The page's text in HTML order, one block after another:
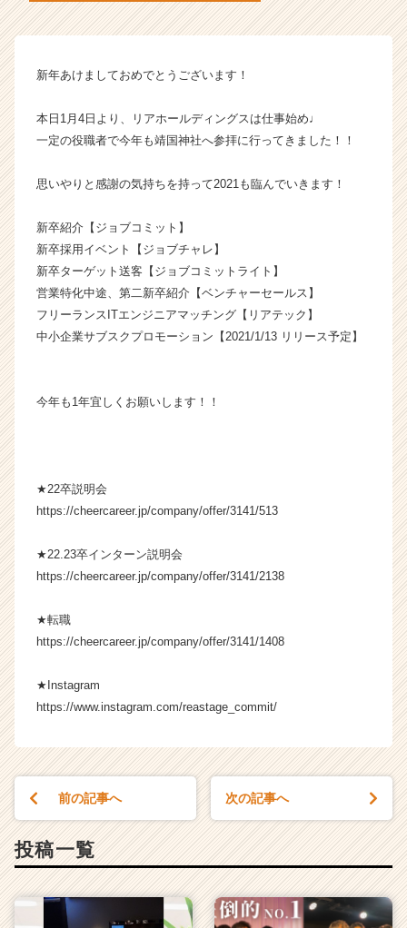
成
業
か
ス
ウ
が
届
く
就
活
チ
ア
e
e
a
新年あけましておめでとうございます！
本日1月4日より、リアホールディングスは仕事始め♩
一定の役職者で今年も靖国神社へ参拝に行ってきました！！
思いやりと感謝の気持ちを持って2021も臨んでいきます！
新卒紹介【ジョブコミット】
新卒採用イベント【ジョブチャレ】
新卒ターゲット送客【ジョブコミットライト】
営業特化中途、第二新卒紹介【ベンチャーセールス】
フリーランスITエンジニアマッチング【リアテック】
中小企業サブスクプロモーション【2021/1/13 リリース予定】
今年も1年宜しくお願いします！！
★22卒説明会
https://cheercareer.jp/company/offer/3141/513
★22.23卒インターン説明会
https://cheercareer.jp/company/offer/3141/2138
★転職
https://cheercareer.jp/company/offer/3141/1408
★Instagram
https://www.instagram.com/reastage_commit/
前の記事へ 次の記事へ
投稿一覧